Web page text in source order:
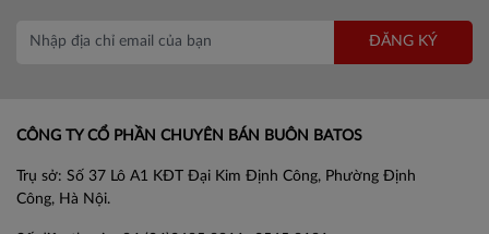
ĐĂNG KÝ
CÔNG TY CỔ PHẦN CHUYÊN BÁN BUÔN BATOS
Trụ sở: Số 37 Lô A1 KĐT Đại Kim Định Công, Phường Định
Công, Hà Nội.